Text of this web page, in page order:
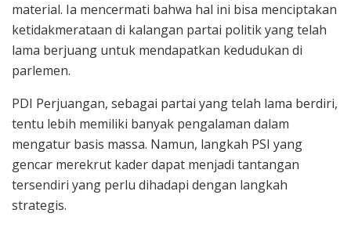
material. Ia mencermati bahwa hal ini bisa menciptakan
ketidakmerataan di kalangan partai politik yang telah
lama berjuang untuk mendapatkan kedudukan di
parlemen.
PDI Perjuangan, sebagai partai yang telah lama berdiri,
tentu lebih memiliki banyak pengalaman dalam
mengatur basis massa. Namun, langkah PSI yang
gencar merekrut kader dapat menjadi tantangan
tersendiri yang perlu dihadapi dengan langkah
strategis.